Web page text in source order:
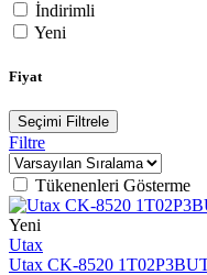
İndirimli
Yeni
Fiyat
Seçimi Filtrele
Filtre
Tükenenleri Gösterme
Yeni
Utax
Utax CK-8520